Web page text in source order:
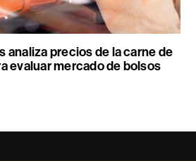
analiza precios de la carne de
evaluar mercado de bolsos